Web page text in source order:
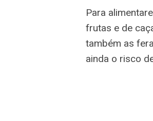
Para
frutas e de
também as
ainda o risco